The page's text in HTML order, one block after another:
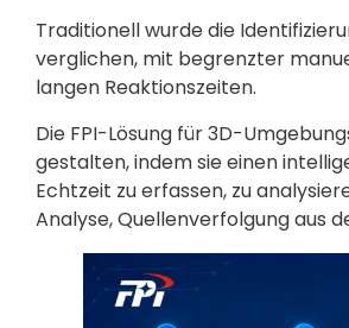
Traditionell wurde die
verglichen, mit begrenzter
langen Reaktionszeiten.
Die FPI-Lösung für 3D-
gestalten, indem sie einen
Echtzeit zu erfassen, zu
Analyse, Quellenverfolgung aus